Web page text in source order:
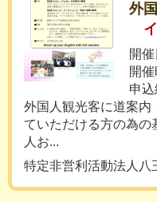
外
開
開
申
外国人観光客に道案内
ていただける方の為の
人お...
特定非営利活動法人八